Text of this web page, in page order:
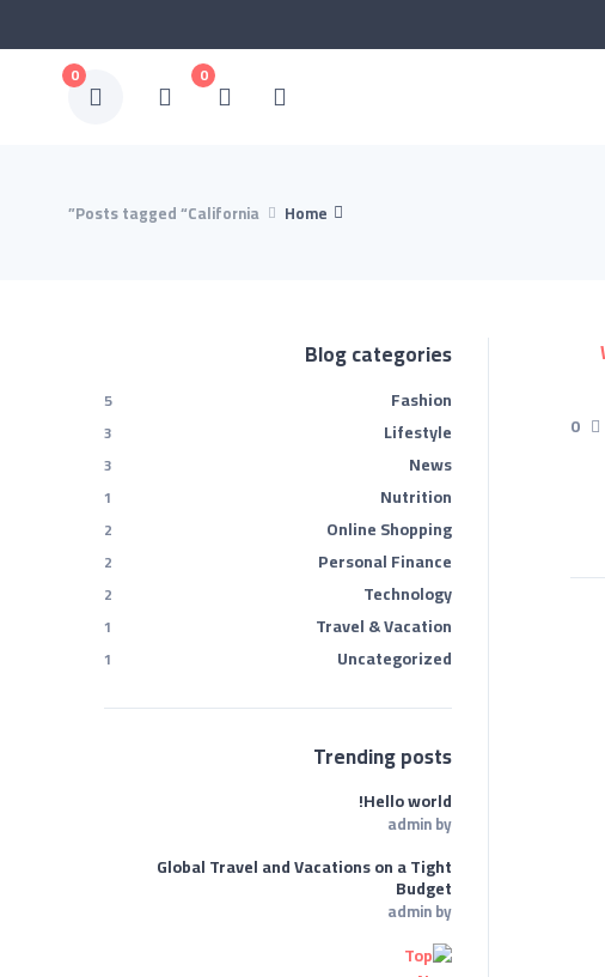
0
0
Home
Posts tagged “California”
0
Blog categories
Fashion
5
Lifestyle
3
News
3
Nutrition
1
Online Shopping
2
Personal Finance
2
Technology
2
Travel & Vacation
1
Uncategorized
1
Trending posts
Hello world!
by
admin
Global Travel and Vacations on a Tight
Budget
by
admin